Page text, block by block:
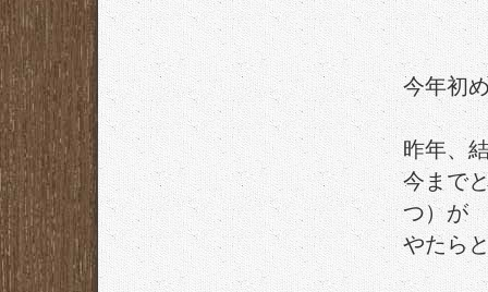
今年初
昨年、
今まで
つ）が
やたら